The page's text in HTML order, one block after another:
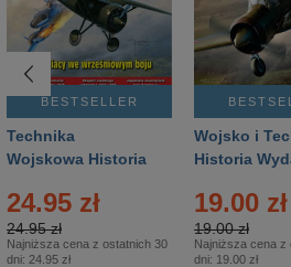
BESTSELLER
Technika
Wojskowa Historia
24.95 zł
24.95 zł
Najniższa cena z ostatnich 30
dni: 24.95 zł
Wojsko i
Historia
– 2/2026
19.00 zł
19.00 zł
Najniższa cena z
dni: 19.00 zł